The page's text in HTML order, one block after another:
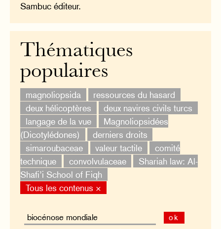
Sambuc éditeur.
Thématiques
populaires
magnoliopsida
ressources du hasard
deux hélicoptères
deux navires civils turcs
langage de la vue
Magnoliopsidées
(Dicotylédones)
derniers droits
simaroubaceae
valeur tactile
comité
technique
convolvulaceae
Shariah law: Al-
Shafi’i School of Fiqh
Tous les contenus ×
ok